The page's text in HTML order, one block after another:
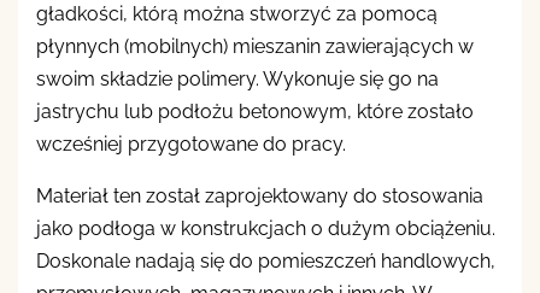
gładkości, którą można stworzyć za pomocą
płynnych (mobilnych) mieszanin zawierających w
swoim składzie polimery. Wykonuje się go na
jastrychu lub podłożu betonowym, które zostało
wcześniej przygotowane do pracy.
Materiał ten został zaprojektowany do stosowania
jako podłoga w konstrukcjach o dużym obciążeniu.
Doskonale nadają się do pomieszczeń handlowych,